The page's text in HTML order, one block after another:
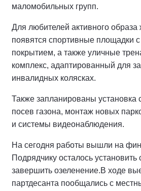
маломобильных групп.
Для любителей активного образа
появятся спортивные площадки
покрытием, а также уличные
комплекс, адаптированный для
инвалидных колясках.
Также запланированы установка
посев газона, монтаж новых
и системы видеонаблюдения.
На сегодня работы вышли на
Подрядчику осталось
завершить озеленение.В ходе
партдесанта пообщались с